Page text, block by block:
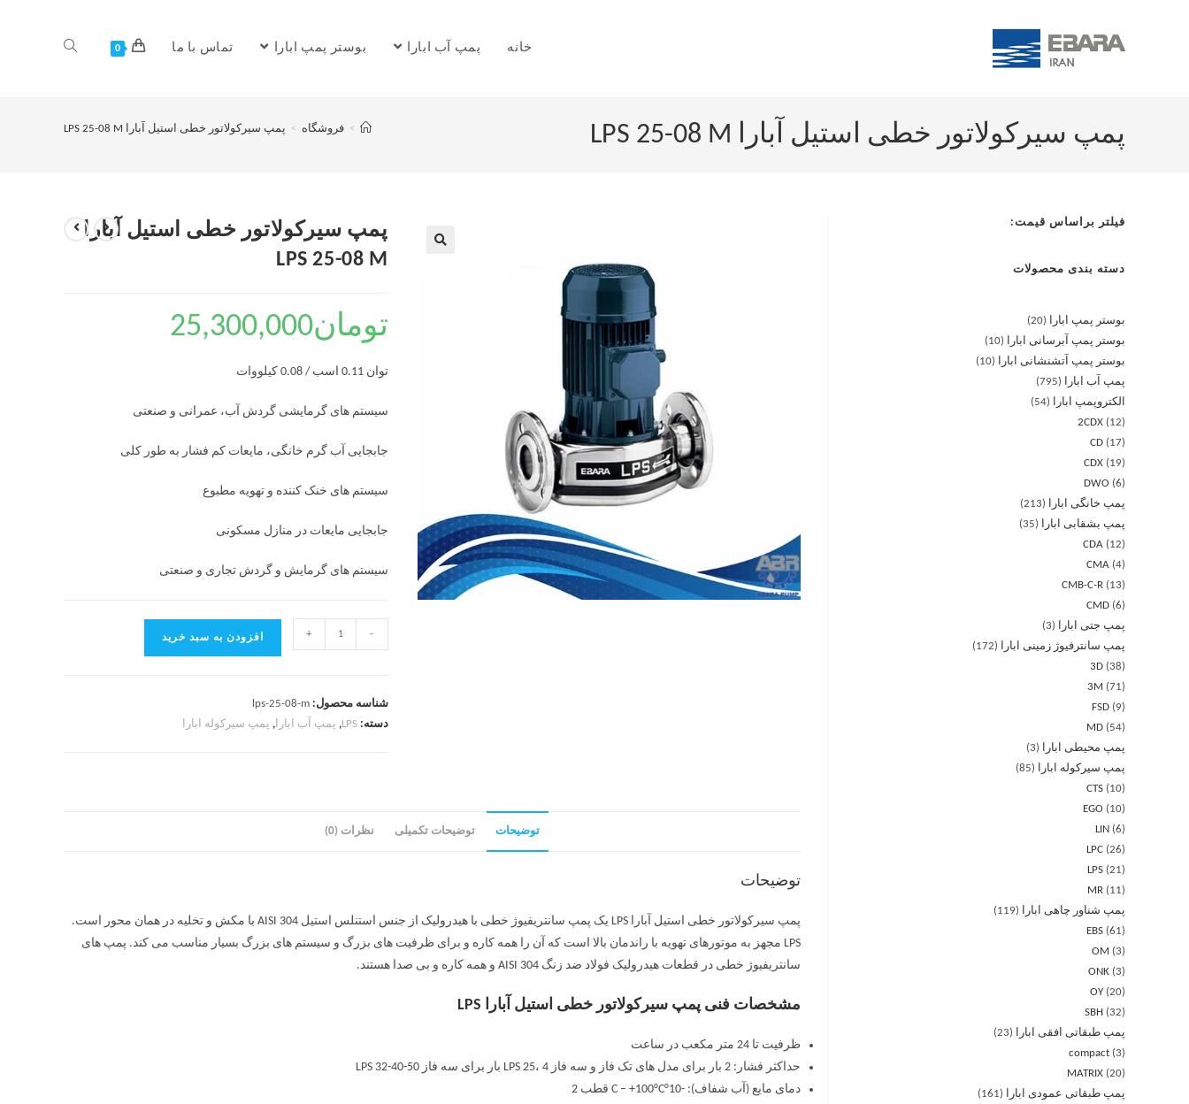
خانه پمپ آب ابارا بوستر پمپ ابارا تماس با ما 0
پمپ سیرکولاتور خطی استیل آبارا LPS 25-08 M > فروشگاه > پمپ سیرکولاتور خطی استیل آبارا LPS 25-08 M
پمپ سیرکولاتور خطی استیل آبارا
LPS 25-08 M
تومان25,300,000
توان 0.11 اسب / 0.08 کیلووات
سیستم های گرمایشی گردش آب، عمرانی و صنعتی
جابجایی آب گرم خانگی، مایعات کم فشار به طور کلی
سیستم های خنک کننده و تهویه مطبوع
جابجایی مایعات در منازل مسکونی
سیستم های گرمایش و گردش تجاری و صنعتی
-
+ افزودن به سبد خرید
شناسه محصول:lps-25-08-m
دسته:LPS
, پمپ آب ابارا, پمپ سیرکوله ابارا
توضیحات توضیحات تکمیلی نظرات (0)
توضیحات
پمپ سیرکولاتور خطی استیل آبارا LPS یک پمپ سانتریفیوژ خطی با هیدرولیک از جنس استنلس استیل AISI 304 با مکش و تخلیه در همان محور است.
LPS مجهز به موتورهای تهویه با راندمان بالا است که آن را همه کاره و برای ظرفیت های بزرگ و سیستم های بزرگ بسیار مناسب می کند. پمپ های
سانتریفیوژ خطی در قطعات هیدرولیک فولاد ضد زنگ AISI 304 و همه کاره و بی صدا هستند.
مشخصات فنی پمپ سیرکولاتور خطی استیل آبارا LPS
ظرفیت تا 24 متر مکعب در ساعت
حداکثر فشار: 2 بار برای مدل های تک فاز و سه فاز LPS 25، 4 بار برای سه فاز LPS 32-40-50
دمای مایع (آب شفاف): -10°C – +100°C قطب 2
فیلتر براساس قیمت:
دسته بندی محصولات
بوستر پمپ ابارا
20
بوستر پمپ آبرسانی ابارا
10
بوستر پمپ آتشنشانی ابارا
10
پمپ آب ابارا
795
الکتروپمپ ابارا
54
2CDX
12
CD
17
CDX
19
DWO
6
پمپ خانگی ابارا
213
پمپ بشقابی ابارا
35
CDA
12
CMA 4
CMB-C-R
13
CMD 6
پمپ جتی ابارا
3
پمپ سانترفیوژ زمینی ابارا
172
3D 38
3M
71
FSD
9
MD
54
پمپ محیطی ابارا
3
پمپ سیرکوله ابارا
85
CTS
10
EGO
10
LIN 6
LPC 26
LPS 21
MR
11
پمپ شناور چاهی ابارا
119
EBS 61
OM
3
ONK 3
OY 20
SBH 32
پمپ طبقاتی افقی ابارا
23
compact 3
MATRIX 20
پمپ طبقاتی عمودی ابارا
161